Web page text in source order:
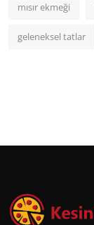
mısır ekmeği
geleneksel tatlar